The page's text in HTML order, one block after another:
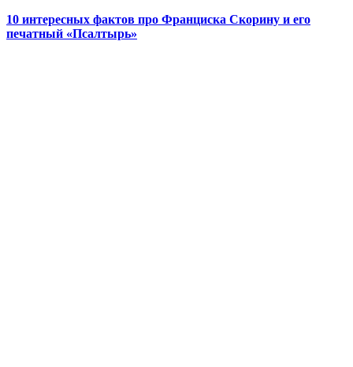
10 интересных фактов про Франциска Скорину и его
печатный «Псалтырь»